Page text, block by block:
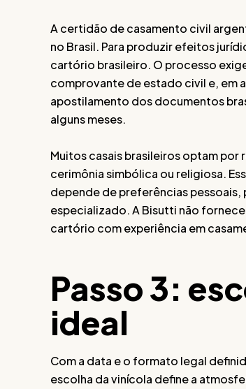
A certidão de casamento civil
no Brasil. Para produzir efeitos
cartório brasileiro. O processo
comprovante de estado civil e, em
apostilamento dos documentos
alguns meses.
Muitos casais brasileiros optam por
cerimônia simbólica ou religiosa.
depende de preferências
especializado. A Bisutti não
cartório com experiência em
Passo 3:
ideal
Com a data e o formato legal
escolha da vinícola define a